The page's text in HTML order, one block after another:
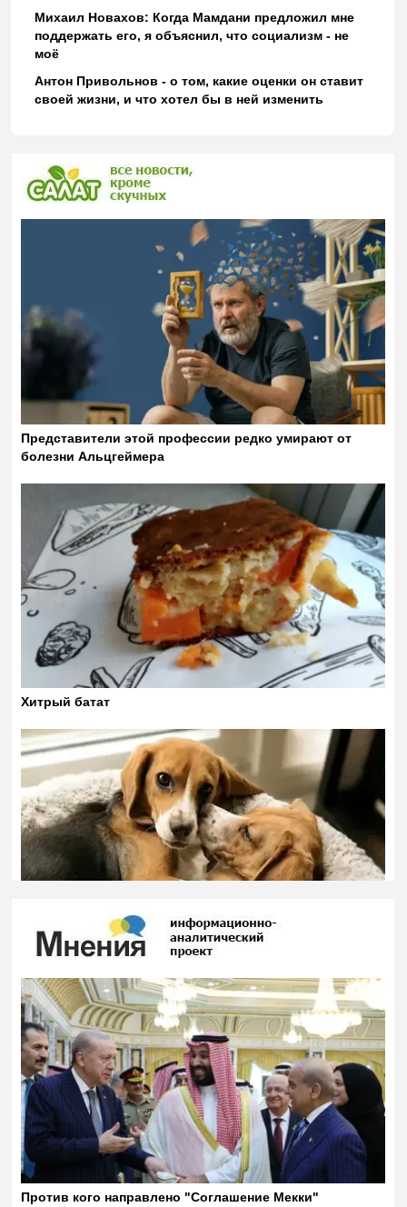
Михаил Новахов: Когда Мамдани предложил мне
поддержать его, я объяснил, что социализм - не
моё
Антон Привольнов - о том, какие оценки он ставит
своей жизни, и что хотел бы в ней изменить